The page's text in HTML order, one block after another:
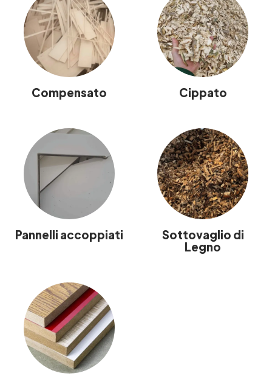
Compensato Cippato
Pannelli accoppiati
Sottovaglio di
Legno